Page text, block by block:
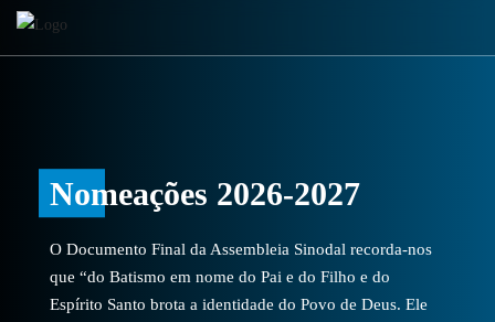
Nomeações 2026-2027
O Documento Final da Assembleia Sinodal recorda-nos
que “do Batismo em nome do Pai e do Filho e do
Espírito Santo brota a identidade do Povo de Deus. Ele